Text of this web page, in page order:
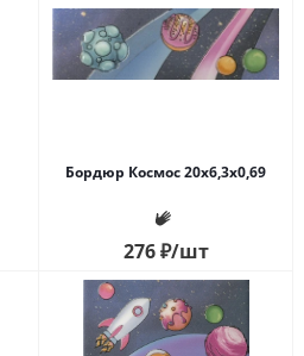
Бордюр Космос 20x6,3x0,69
276₽/шт